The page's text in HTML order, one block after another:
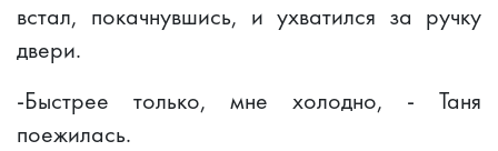
встал, покачнувшись, и ухватился за ручку
двери.
-Быстрее только, мне холодно, - Таня
поежилась.